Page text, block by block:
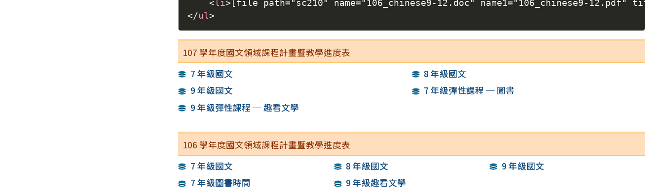
<li> [file path="sc210" name="106_chinese9-12.doc" name1="106_chinese9-12.pdf"
</ul>
107 學年度國文領域課程計畫暨教學進度表
7 年級國文
8 年級國文
9 年級國文
7 年級彈性課程 ─ 圖書
9 年級彈性課程 ─ 趣看文學
106 學年度國文領域課程計畫暨教學進度表
7 年級國文
8 年級國文
9 年級國文
7 年級圖書時間
9 年級趣看文學